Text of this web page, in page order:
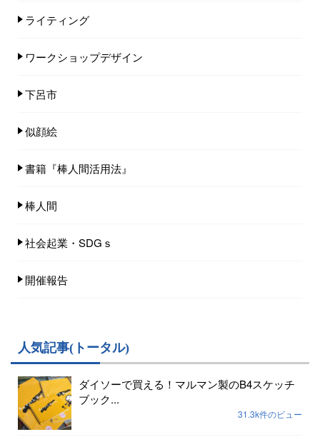
ライティング
ワークショップデザイン
下呂市
似顔絵
書籍『棒人間活用法』
棒人間
社会起業・SDGｓ
開催報告
人気記事(トータル)
ダイソーで買える！マルマン製のB4スケッチ
ブック...
31.3k件のビュー